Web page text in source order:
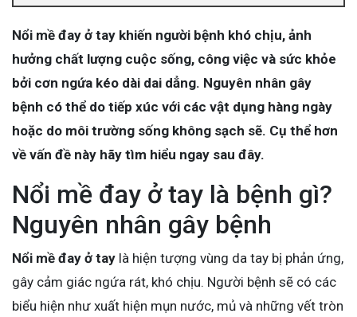
Nổi mề đay ở tay khiến người bệnh khó chịu, ảnh
hưởng chất lượng cuộc sống, công việc và sức khỏe
bởi cơn ngứa kéo dài dai dẳng. Nguyên nhân gây
bệnh có thể do tiếp xúc với các vật dụng hàng ngày
hoặc do môi trường sống không sạch sẽ. Cụ thể hơn
về vấn đề này hãy tìm hiểu ngay sau đây.
Nổi mề đay ở tay là bệnh gì?
Nguyên nhân gây bệnh
Nổi mề đay ở tay là hiện tượng vùng da tay bị phản ứng,
gây cảm giác ngứa rát, khó chịu. Người bệnh sẽ có các
biểu hiện như xuất hiện mụn nước, mủ và những vết tròn